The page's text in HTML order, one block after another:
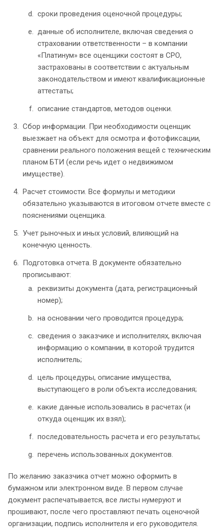
сроки проведения оценочной процедуры;
данные об исполнителе, включая сведения о
страховании ответственности – в компании
«Платинум» все оценщики состоят в СРО,
застрахованы в соответствии с актуальным
законодательством и имеют квалификационные
аттестаты;
описание стандартов, методов оценки.
Сбор информации. При необходимости оценщик
выезжает на объект для осмотра и фотофиксации,
сравнении реального положения вещей с техническим
планом БТИ (если речь идет о недвижимом
имуществе).
Расчет стоимости. Все формулы и методики
обязательно указываются в итоговом отчете вместе с
пояснениями оценщика.
Учет рыночных и иных условий, влияющий на
конечную ценность.
Подготовка отчета. В документе обязательно
прописывают:
реквизиты документа (дата, регистрационный
номер);
на основании чего проводится процедура;
сведения о заказчике и исполнителях, включая
информацию о компании, в которой трудится
исполнитель;
цель процедуры, описание имущества,
выступающего в роли объекта исследования;
какие данные использовались в расчетах (и
откуда оценщик их взял);
последовательность расчета и его результаты;
перечень использованных документов.
По желанию заказчика отчет можно оформить в
бумажном или электронном виде. В первом случае
документ распечатывается, все листы нумеруют и
прошивают, после чего проставляют печать оценочной
организации, подпись исполнителя и его руководителя.